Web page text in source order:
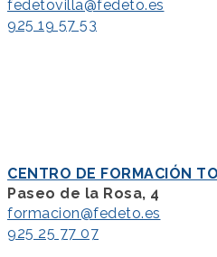
fedetovilla@fedeto.es
925 19 57 53
CENTRO DE FORMACIÓN
Paseo de la Rosa, 4
formacion@fedeto.es
925 25 77 07